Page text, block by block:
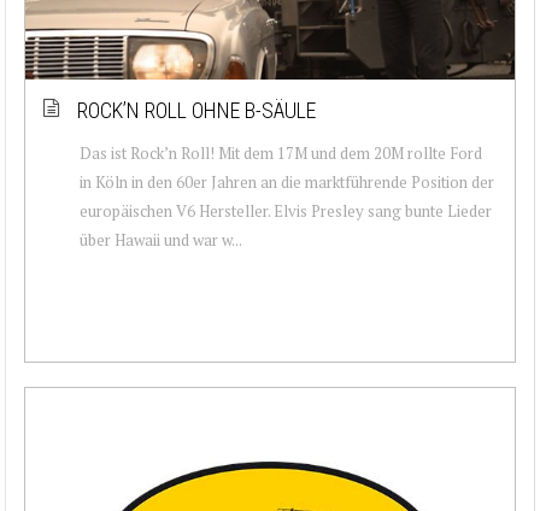
ROCK’N ROLL OHNE B-SÄULE
Das ist Rock’n Roll! Mit dem 17M und dem 20M rollte Ford
in Köln in den 60er Jahren an die marktführende Position der
europäischen V6 Hersteller. Elvis Presley sang bunte Lieder
über Hawaii und war w...